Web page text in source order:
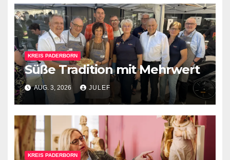
KREIS PADERBORN
Süße Tradition mit Mehrwert
AUG. 3, 2026 JULEF
KREIS PADERBORN